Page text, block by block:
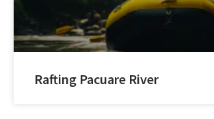
Rafting Pacuare River